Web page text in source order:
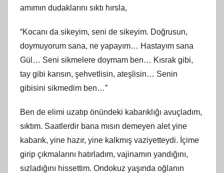
amımın dudaklarını sıktı hırsla,
“Kocanı da sikeyim, seni de sikeyim. Doğrusun,
doymuyorum sana, ne yapayım… Hastayım sana
Gül… Seni sikmelere doymam ben… Kısrak gibi,
tay gibi karısın, şehvetlisin, ateşlisin… Senin
gibisini sikmedim ben…”
Ben de elimi uzatıp önündeki kabarıklığı avuçladım,
sıktım. Saatlerdir bana mısın demeyen alet yine
kabarık, yine hazır, yine kalkmış vaziyetteydi. İçime
girip çıkmalarını hatırladım, vajinamın yandığını,
sızladığını hissettim. Ondokuz yaşında oğlanın